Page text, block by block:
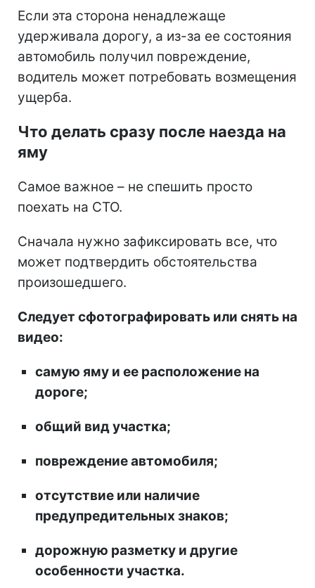
Если эта сторона ненадлежаще
удерживала дорогу, а из-за ее состояния
автомобиль получил повреждение,
водитель может потребовать возмещения
ущерба.
Что делать сразу после наезда на
яму
Самое важное – не спешить просто
поехать на СТО.
Сначала нужно зафиксировать все, что
может подтвердить обстоятельства
произошедшего.
Следует сфотографировать или снять на
видео:
самую яму и ее расположение на
дороге;
общий вид участка;
повреждение автомобиля;
отсутствие или наличие
предупредительных знаков;
дорожную разметку и другие
особенности участка.